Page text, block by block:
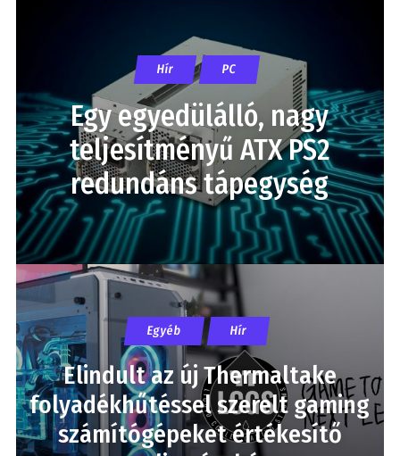
Hír PC
Egy egyedülálló, nagy
teljesítményű ATX PS2
redundáns tápegység
Egyéb Hír
Elindult az új Thermaltake
folyadékhűtéssel szerelt gaming
számítógépeket értékesítő